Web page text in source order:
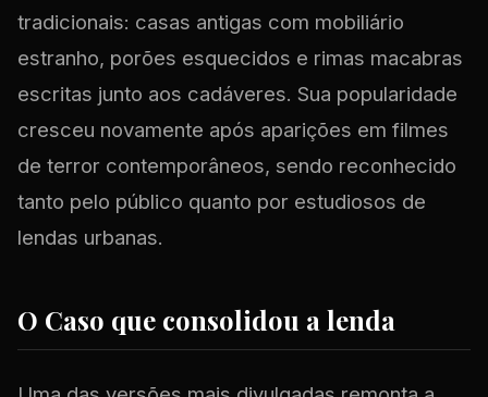
tradicionais: casas antigas com mobiliário
estranho, porões esquecidos e rimas macabras
escritas junto aos cadáveres. Sua popularidade
cresceu novamente após aparições em filmes
de terror contemporâneos, sendo reconhecido
tanto pelo público quanto por estudiosos de
lendas urbanas.
O Caso que consolidou a lenda